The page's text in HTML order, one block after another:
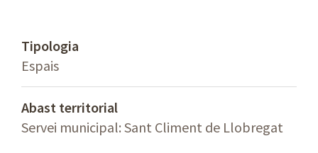
Tipologia
Espais
Abast territorial
Servei municipal: Sant Climent de Llobregat